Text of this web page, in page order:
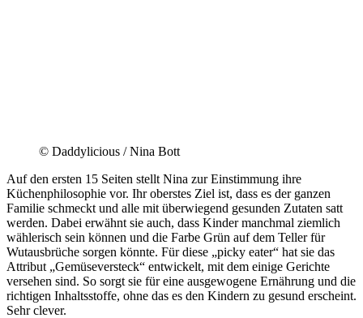
© Daddylicious / Nina Bott
Auf den ersten 15 Seiten stellt Nina zur Einstimmung ihre
Küchenphilosophie vor. Ihr oberstes Ziel ist, dass es der ganzen
Familie schmeckt und alle mit überwiegend gesunden Zutaten satt
werden. Dabei erwähnt sie auch, dass Kinder manchmal ziemlich
wählerisch sein können und die Farbe Grün auf dem Teller für
Wutausbrüche sorgen könnte. Für diese „picky eater“ hat sie das
Attribut „Gemüseversteck“ entwickelt, mit dem einige Gerichte
versehen sind. So sorgt sie für eine ausgewogene Ernährung und die
richtigen Inhaltsstoffe, ohne das es den Kindern zu gesund erscheint.
Sehr clever.